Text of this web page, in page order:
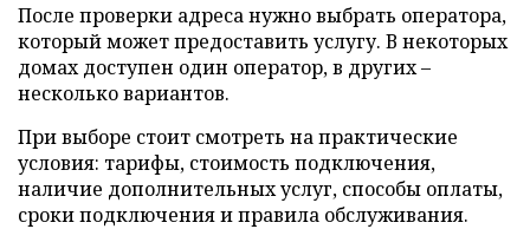
После проверки адреса нужно выбрать оператора,
который может предоставить услугу. В некоторых
домах доступен один оператор, в других –
несколько вариантов.
При выборе стоит смотреть на практические
условия: тарифы, стоимость подключения,
наличие дополнительных услуг, способы оплаты,
сроки подключения и правила обслуживания.